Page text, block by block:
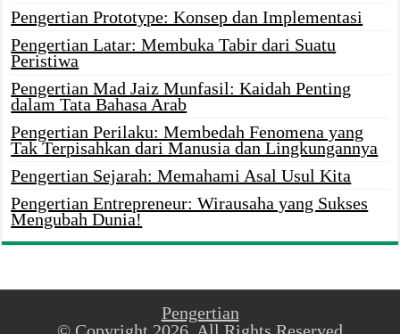
Pengertian Prototype: Konsep dan Implementasi
Pengertian Latar: Membuka Tabir dari Suatu
Peristiwa
Pengertian Mad Jaiz Munfasil: Kaidah Penting
dalam Tata Bahasa Arab
Pengertian Perilaku: Membedah Fenomena yang
Tak Terpisahkan dari Manusia dan Lingkungannya
Pengertian Sejarah: Memahami Asal Usul Kita
Pengertian Entrepreneur: Wirausaha yang Sukses
Mengubah Dunia!
Pengertian